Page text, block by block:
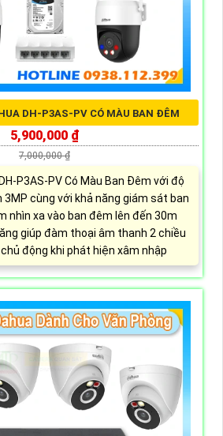
DH-P3AS-PV CÓ MÀU BAN ĐÊM
5,900,000 ₫
7,000,000 ₫
P3AS-PV Có Màu Ban Đêm với độ
3MP cùng với khả năng giám sát ban
nhìn xa vào ban đêm lên đến 30m
giúp đàm thoại âm thanh 2 chiều
động khi phát hiện xâm nhập